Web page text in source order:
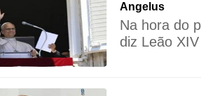
Angelus
Na hora do
diz Leão XIV